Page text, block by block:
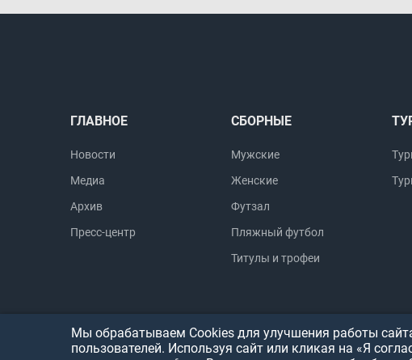
ГЛАВНОЕ
Новости
Медиа
Архив
Пресс-центр
СБОРНЫЕ
Мужские
Женские
Футзал
Пляжный футбол
Титулы и трофеи
Мы обрабатываем Cookies для улучшения работы
пользователей. Используя сайт или кликая на «Я